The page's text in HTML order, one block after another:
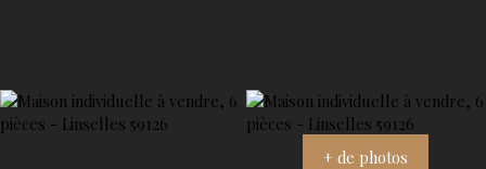
Estimation
+ de photos